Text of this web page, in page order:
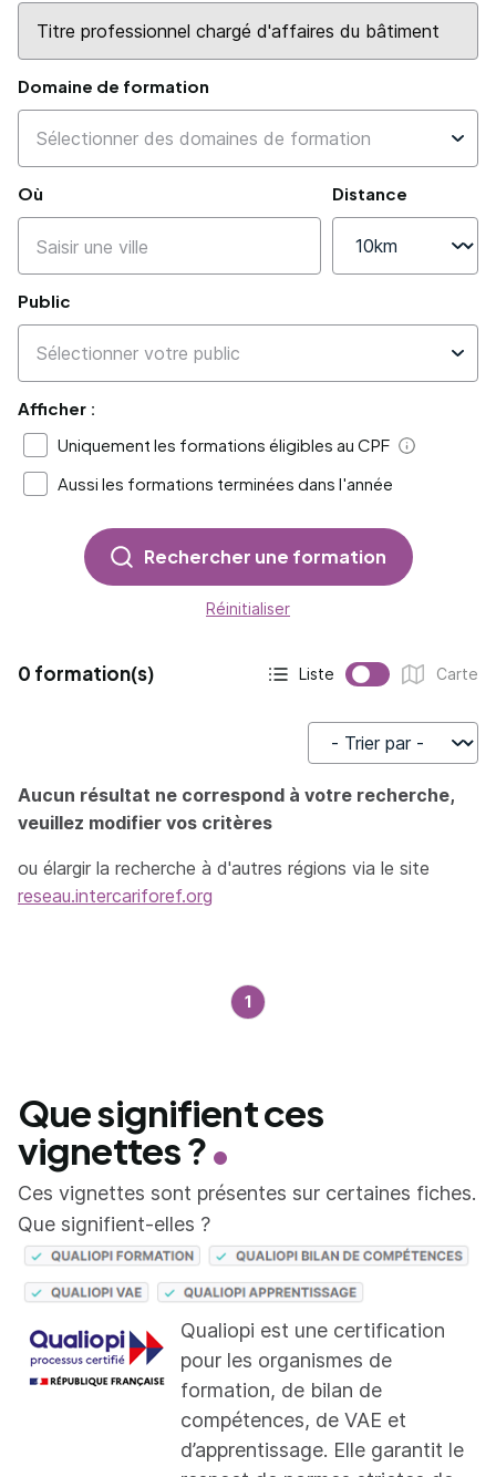
Domaine de formation
Où Distance
Public
Afficher :
Uniquement les formations éligibles au CPF
Aide
Aussi les formations terminées dans l'année
Rechercher une formation
Réinitialiser
0 formation(s)
Affichage actif :
Liste
Affichage :
Carte
Trier par
Aucun résultat ne correspond à votre recherche,
veuillez modifier vos critères
ou élargir la recherche à d'autres régions via le site
reseau.intercariforef.org
1
Que signifient ces
vignettes ?
Ces vignettes sont présentes sur certaines fiches.
Que signifient-elles ?
Qualiopi est une certification
pour les organismes de
formation, de bilan de
compétences, de VAE et
d’apprentissage. Elle garantit le